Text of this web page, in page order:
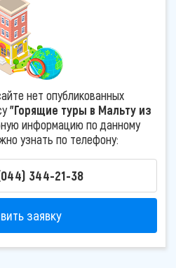
нет опубликованных
"Горящие туры в Мальту из
информацию по данному
узнать по телефону:
344-21-38
заявку